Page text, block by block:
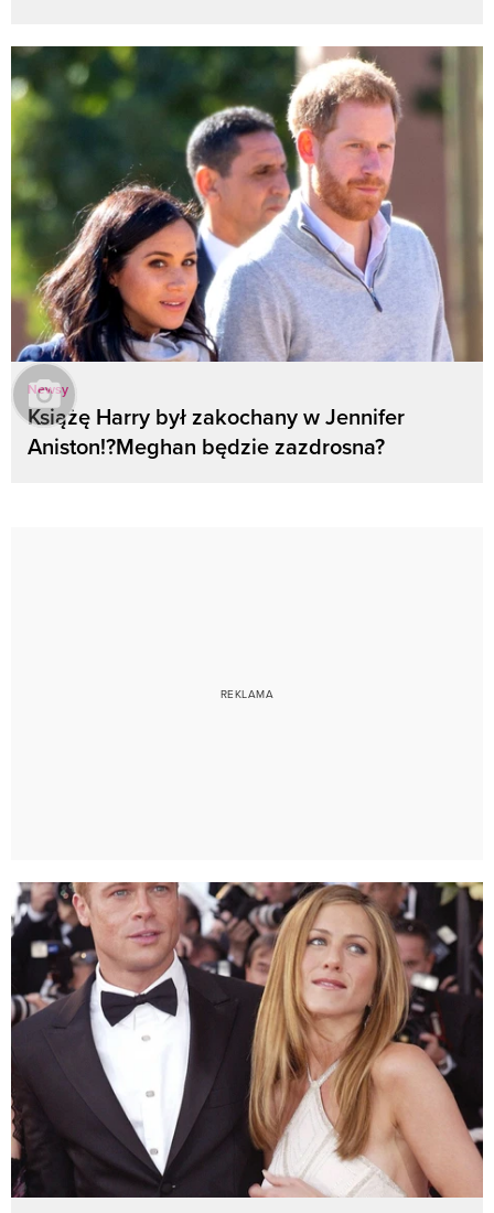
Newsy
Książę Harry był zakochany w Jennifer
Aniston!?Meghan będzie zazdrosna?